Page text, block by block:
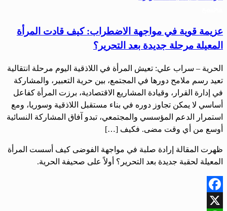
عزيمة قوية في مواجهة الاضطراب: كيف قادت المرأة
المعيلة مرحلة جديدة بعد التحرير؟
الحرية – سراب علي: تعيش المرأة في اللاذقية اليوم مرحلة انتقالية
تعيد رسم ملامح دورها في المجتمع، بين حرية التعبير، والمشاركة
في إدارة القرار، وقيادة المشاريع الاقتصادية، برزت المرأة كفاعل
أساسي لا يمكن تجاوز دوره في بناء مستقبل اللاذقية وسوريا، ومع
استمرار الدعم المؤسسي والمجتمعي، تبدو آفاق المشاركة النسائية
أوسع من أي وقت مضى. فكيف […]
ظهرت المقالة إرادة صلبة في مواجهة الفوضى كيف أسست المرأة
المعيلة لحقبة جديدة بعد التحرير؟ أولاً على صحيفة الحرية.
Facebook